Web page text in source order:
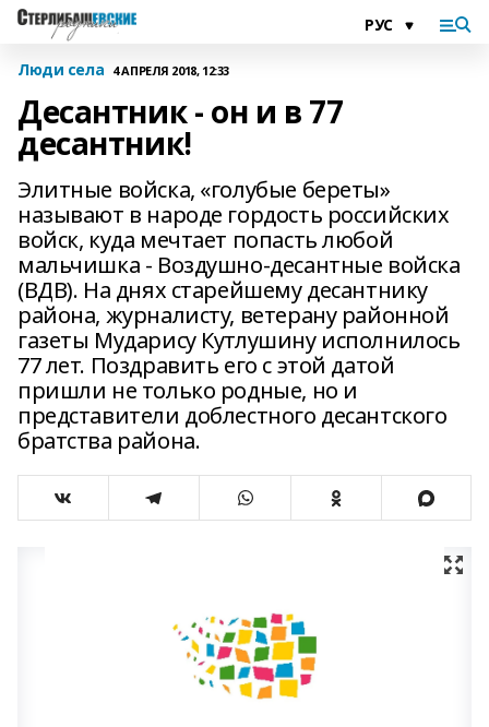
Люди села 4 АПРЕЛЯ 2018, 12:33
Десантник - он и в 77
десантник!
Элитные войска, «голубые береты»
называют в народе гордость российских
войск, куда мечтает попасть любой
мальчишка - Воздушно-десантные войска
(ВДВ). На днях старейшему десантнику
района, журналисту, ветерану районной
газеты Мударису Кутлушину исполнилось
77 лет. Поздравить его с этой датой
пришли не только родные, но и
представители доблестного десантского
братства района.